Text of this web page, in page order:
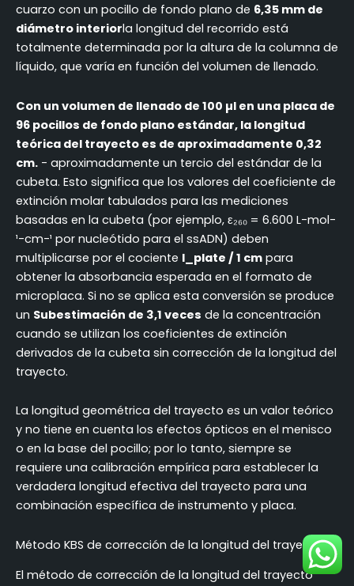
cuarzo con un pocillo de fondo plano de 6,35 mm de
diámetro interiorla longitud del recorrido está
totalmente determinada por la altura de la columna de
líquido, que varía en función del volumen de llenado.
Con un volumen de llenado de 100 µl en una placa de
96 pocillos de fondo plano estándar, la longitud
teórica del trayecto es de aproximadamente 0,32
cm. - aproximadamente un tercio del estándar de la
cubeta. Esto significa que los valores del coeficiente de
extinción molar tabulados para las mediciones
basadas en la cubeta (por ejemplo, ε₂₆₀ = 6.600 L-mol-
¹-cm-¹ por nucleótido para el ssADN) deben
multiplicarse por el cociente l_plate / 1 cm para
obtener la absorbancia esperada en el formato de
microplaca. Si no se aplica esta conversión se produce
un Subestimación de 3,1 veces de la concentración
cuando se utilizan los coeficientes de extinción
derivados de la cubeta sin corrección de la longitud del
trayecto.
La longitud geométrica del trayecto es un valor teórico
y no tiene en cuenta los efectos ópticos en el menisco
o en la base del pocillo; por lo tanto, siempre se
requiere una calibración empírica para establecer la
verdadera longitud efectiva del trayecto para una
combinación específica de instrumento y placa.
Método KBS de corrección de la longitud del trayecto
El método de corrección de la longitud del trayecto